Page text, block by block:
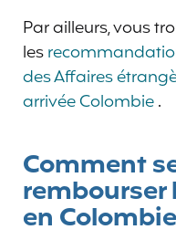
Par ailleurs, vous
les
des Affaires
arrivée Colombie.
Comment
rembourser
en